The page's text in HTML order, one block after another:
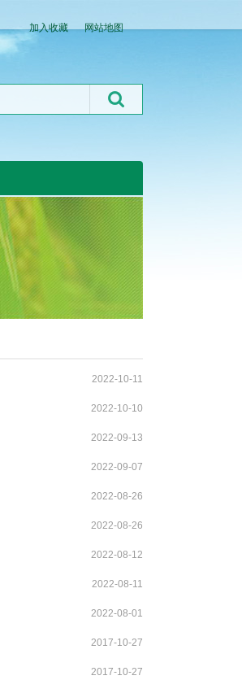
加入收藏 网站地图
2022-10-11
2022-10-10
2022-09-13
2022-09-07
2022-08-26
2022-08-26
2022-08-12
2022-08-11
2022-08-01
2017-10-27
2017-10-27